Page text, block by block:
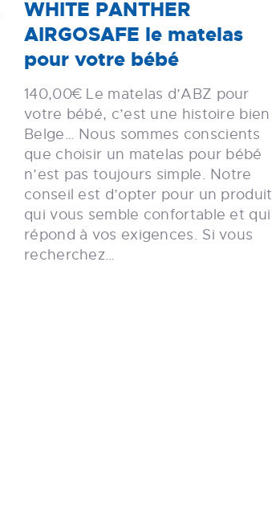
WHITE PANTHER
AIRGOSAFE le matelas
pour votre bébé
140,00€ Le matelas d’ABZ pour
votre bébé, c’est une histoire bien
Belge… Nous sommes conscients
que choisir un matelas pour bébé
n’est pas toujours simple. Notre
conseil est d’opter pour un produit
qui vous semble confortable et qui
répond à vos exigences. Si vous
recherchez…